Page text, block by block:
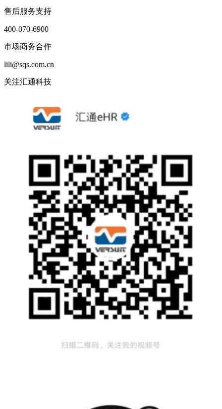
售后服务支持
400-070-6900
市场商务合作
lili@sqs.com.cn
关注汇通科技